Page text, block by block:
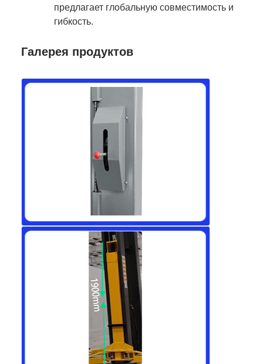
предлагает глобальную совместимость и
гибкость.
Галерея продуктов